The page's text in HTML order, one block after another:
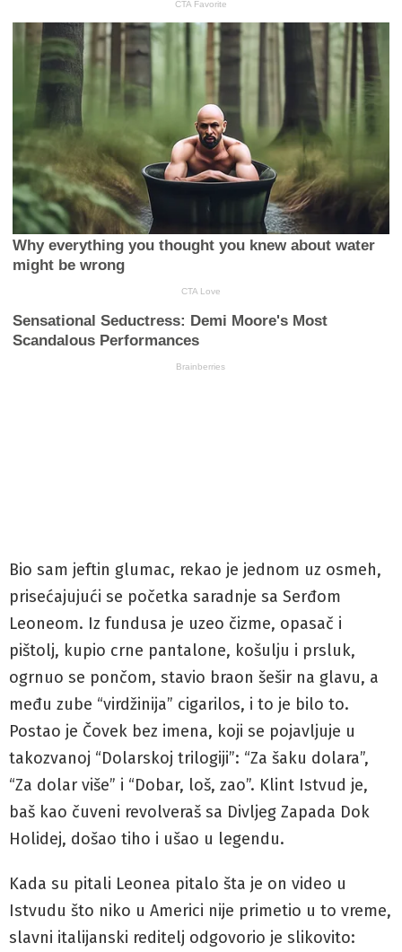
Bio sam jeftin glumac, rekao je jednom uz osmeh,
prisećajujući se početka saradnje sa Serđom
Leoneom. Iz fundusa je uzeo čizme, opasač i
pištolj, kupio crne pantalone, košulju i prsluk,
ogrnuo se pončom, stavio braon šešir na glavu, a
među zube “virdžinija” cigarilos, i to je bilo to.
Postao je Čovek bez imena, koji se pojavljuje u
takozvanoj “Dolarskoj trilogiji”: “Za šaku dolara”,
“Za dolar više” i “Dobar, loš, zao”. Klint Istvud je,
baš kao čuveni revolveraš sa Divljeg Zapada Dok
Holidej, došao tiho i ušao u legendu.
Kada su pitali Leonea pitalo šta je on video u
Istvudu što niko u Americi nije primetio u to vreme,
slavni italijanski reditelj odgovorio je slikovito: